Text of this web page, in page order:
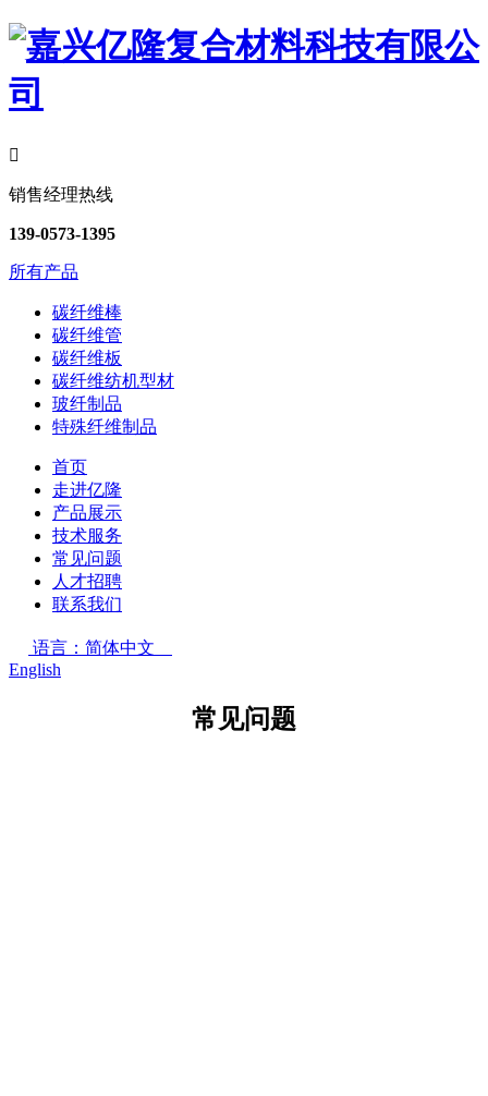

销售经理热线
139-0573-1395
所有产品
碳纤维棒
碳纤维管
碳纤维板
碳纤维纺机型材
玻纤制品
特殊纤维制品
首页
走进亿隆
产品展示
技术服务
常见问题
人才招聘
联系我们
语言：简体中文
English
常见问题